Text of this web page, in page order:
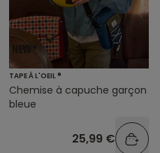
TAPE À L'OEIL ®
Chemise à capuche garçon
bleue
25,99 €